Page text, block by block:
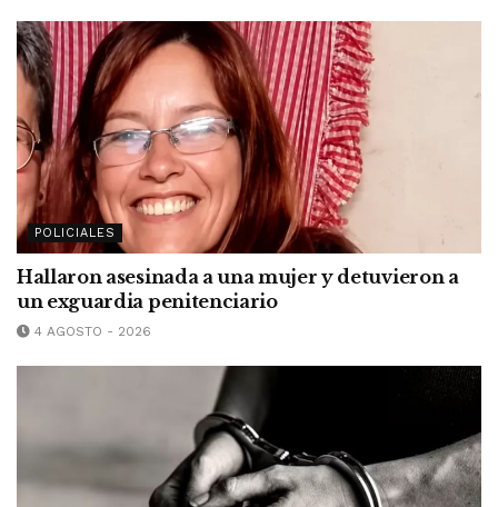
POLICIALES
Hallaron asesinada a una mujer y detuvieron a
un exguardia penitenciario
4 AGOSTO - 2026